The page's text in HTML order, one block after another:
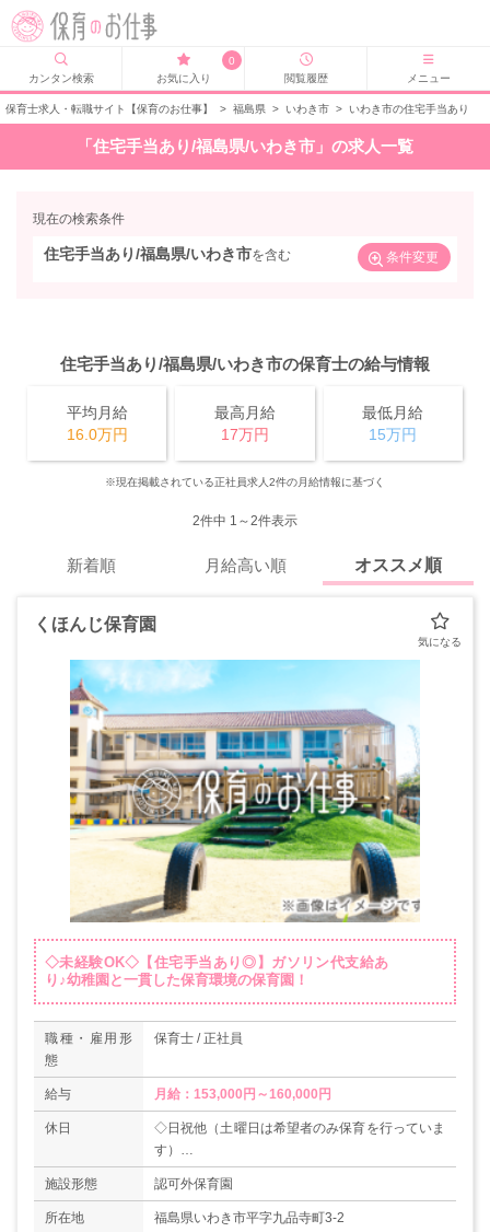
カンタン検索
0
お気に入り
閲覧履歴 メニュー
保育士求人・転職サイト【保育のお仕事】 > 福島県 > いわき市 > いわき市の住宅手当あり
「住宅手当あり/福島県/いわき市」の求人一覧
現在の検索条件
住宅手当あり/福島県/いわき市を含む 条件変更
住宅手当あり/福島県/いわき市の保育士の給与情報
平均月給
16.0万円
最高月給
17万円
最低月給
15万円
※現在掲載されている正社員求人2件の月給情報に基づく
2件中 1～2件表示
新着順 月給高い順 オススメ順
くほんじ保育園
◇未経験OK◇【住宅手当あり◎】ガソリン代支給あ
り♪幼稚園と一貫した保育環境の保育園！
職種・雇用形
態
保育士 / 正社員
給与 月給：153,000円～160,000円
休日
◇日祝他（土曜日は希望者のみ保育を行っていま
す）
※会社カレンダーによる行事等により休日出勤あ
り
◇お盆・正月
施設形態 認可外保育園
所在地 福島県いわき市平字九品寺町3-2